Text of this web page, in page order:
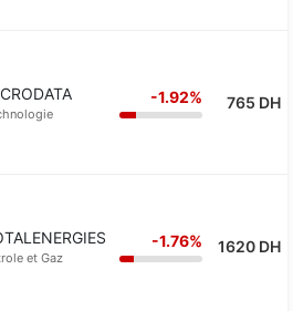
-1.92% 765 DH
et Gaz
-1.76% 1620 DH